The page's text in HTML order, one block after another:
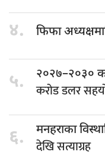
४. फिफा
५. २०२७–२०३०
करोड डलर
६. मनहराका
देखि सत्याग्रह